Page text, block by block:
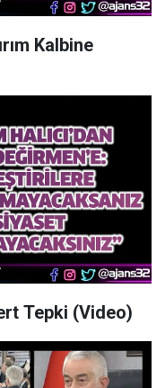
Kalbine
Tepki (Video)